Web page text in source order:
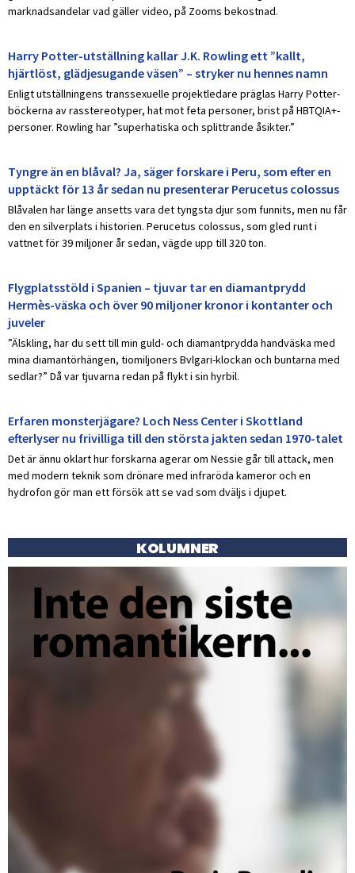
marknadsandelar vad gäller video, på Zooms bekostnad.
Harry Potter-utställning kallar J.K. Rowling ett ”kallt,
hjärtlöst, glädjesugande väsen” – stryker nu hennes namn
Enligt utställningens transsexuelle projektledare präglas Harry Potter-
böckerna av rasstereotyper, hat mot feta personer, brist på HBTQIA+-
personer. Rowling har ”superhatiska och splittrande åsikter.”
Tyngre än en blåval? Ja, säger forskare i Peru, som efter en
upptäckt för 13 år sedan nu presenterar Perucetus colossus
Blåvalen har länge ansetts vara det tyngsta djur som funnits, men nu får
den en silverplats i historien. Perucetus colossus, som gled runt i
vattnet för 39 miljoner år sedan, vägde upp till 320 ton.
Flygplatsstöld i Spanien – tjuvar tar en diamantprydd
Hermès-väska och över 90 miljoner kronor i kontanter och
juveler
”Älskling, har du sett till min guld- och diamantprydda handväska med
mina diamantörhängen, tiomiljoners Bvlgari-klockan och buntarna med
sedlar?” Då var tjuvarna redan på flykt i sin hyrbil.
Erfaren monsterjägare? Loch Ness Center i Skottland
efterlyser nu frivilliga till den största jakten sedan 1970-talet
Det är ännu oklart hur forskarna agerar om Nessie går till attack, men
med modern teknik som drönare med infraröda kameror och en
hydrofon gör man ett försök att se vad som dväljs i djupet.
KOLUMNER